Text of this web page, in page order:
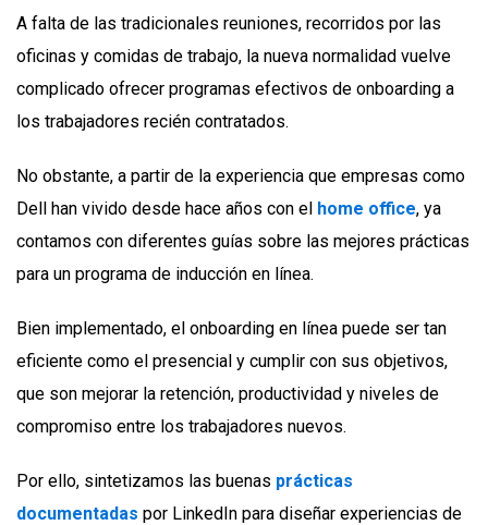
A falta de las tradicionales reuniones, recorridos por las
oficinas y comidas de trabajo, la nueva normalidad vuelve
complicado ofrecer programas efectivos de onboarding a
los trabajadores recién contratados.
No obstante, a partir de la experiencia que empresas como
Dell han vivido desde hace años con el home office, ya
contamos con diferentes guías sobre las mejores prácticas
para un programa de inducción en línea.
Bien implementado, el onboarding en línea puede ser tan
eficiente como el presencial y cumplir con sus objetivos,
que son mejorar la retención, productividad y niveles de
compromiso entre los trabajadores nuevos.
Por ello, sintetizamos las buenas prácticas
documentadas por LinkedIn para diseñar experiencias de